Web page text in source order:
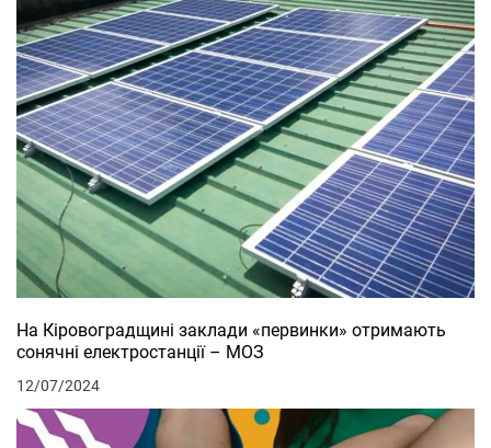
На Кіровоградщині заклади «первинки» отримають
сонячні електростанції – МОЗ
12/07/2024